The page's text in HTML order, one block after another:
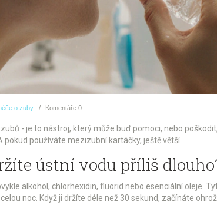
o zuby Komentáře 0
- je to nástroj, který může buď pomoci, nebo
pokud používáte mezizubní kartáčky, ještě větší.
ústní vodu příliš
alkohol, chlorhexidin, fluorid nebo esenciální oleje.
noc. Když ji držíte déle než 30 sekund, začínáte